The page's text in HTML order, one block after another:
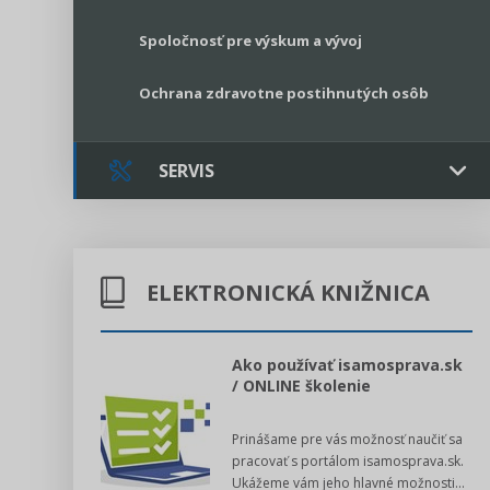
Spoločnosť pre výskum a vývoj
Ochrana zdravotne postihnutých osôb
SERVIS
Online poradenstvo
Register neziskových organizácií
Legislatívne správy
ELEKTRONICKÁ KNIŽNICA
Ako používať isamosprava.sk
/ ONLINE školenie
Prinášame pre vás možnosť naučiť sa
pracovať s portálom isamosprava.sk.
Ukážeme vám jeho hlavné možnosti...